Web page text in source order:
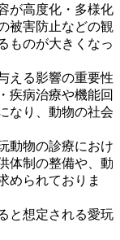
が高度化・多様化
被害防止などの観
ものが大きくなっ
える影響の重要性
疾病治療や機能回
なり、動物の社会
動物の診療におけ
体制の整備や、動
められておりま
と想定される愛玩